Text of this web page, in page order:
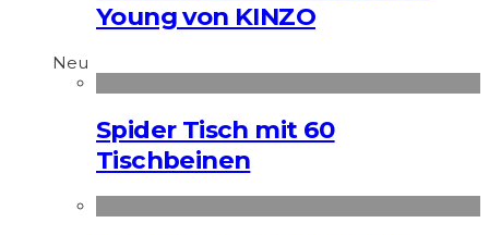
Young von KINZO
Neu
Spider Tisch mit 60
Tischbeinen